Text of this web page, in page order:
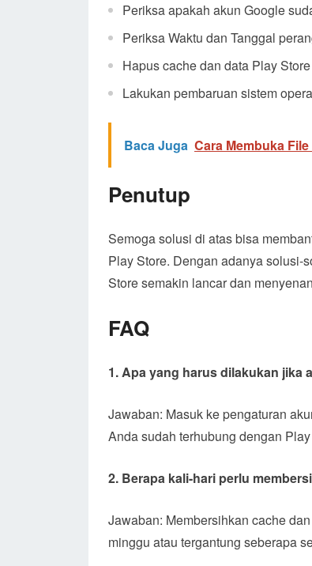
Periksa apakah akun Google
Periksa Waktu dan Tanggal
Hapus cache dan data Play Store
Lakukan pembaruan sistem
Baca Juga Cara Membuka
Penutup
Semoga solusi di atas bisa
Play Store. Dengan adanya solusi-
Store semakin lancar dan
FAQ
1. Apa yang harus dilakukan jika
Jawaban: Masuk ke pengaturan
Anda sudah terhubung dengan
2. Berapa kali-hari perlu
Jawaban: Membersihkan cache
minggu atau tergantung seberapa